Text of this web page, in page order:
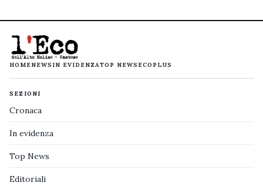
HOMENEWS IN EVIDENZATOP NEWS ECOPLUS
SEZIONI
Cronaca
In evidenza
Top News
Editoriali